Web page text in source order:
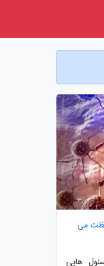
می
هایی